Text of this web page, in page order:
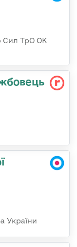
Сил ТрО ОК
України